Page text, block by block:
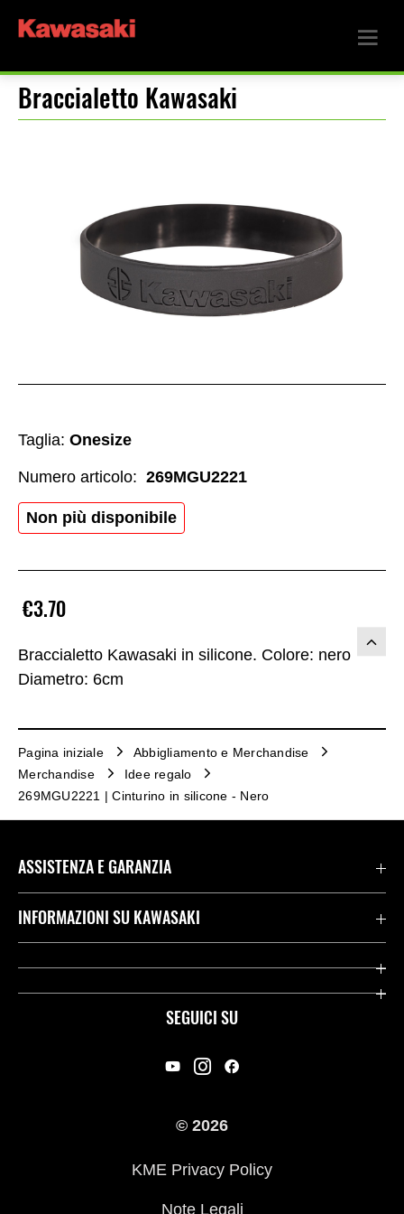
Braccialetto Kawasaki
Braccialetto Kawasaki in silicone. Colore: nero
Diametro: 6cm
€3.70
Taglia: Onesize
Non più disponibile
Numero articolo: 269MGU2221
Pagina iniziale
Abbigliamento e Merchandise
Merchandise
Idee regalo
269MGU2221 | Cinturino in silicone - Nero
SEGUICI SU
ASSISTENZA E GARANZIA
Assistenza Stradale Kawasaki
Kawasaki Care
INFORMAZIONI SU KAWASAKI
Società
© 2026
KME Privacy Policy
Note Legali